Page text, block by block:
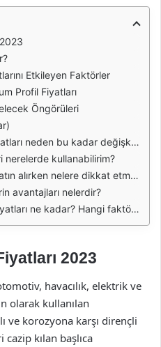
Etkileyen Faktörler
Profil Fiyatları
Öngörüleri
bu kadar değişkenlik gösteriyor?
nerelerde kullanabilirim?
alırken nelere dikkat etmeliyim?
avantajları nelerdir?
ne kadar? Hangi faktörlere bağlı?
2023
havacılık, elektrik ve
olarak kullanılan
ve korozyona karşı dirençli
kılan başlıca